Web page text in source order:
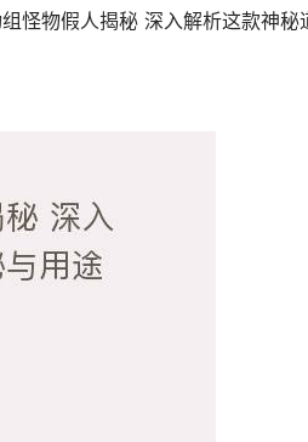
怪物假人揭秘 深入解析这款神秘